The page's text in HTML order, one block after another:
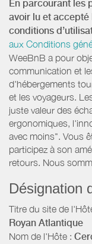
En parcourant les
avoir lu et
conditions
aux Conditions
WeeBnB a pour
communication et
d'hébergements
et les voyageurs.
juste valeur des
ergonomiques,
avec moins". Vous
participez à son
retours. Nous
Désignation
Titre du site de
Royan Atlantique
Nom de l'Hôte :